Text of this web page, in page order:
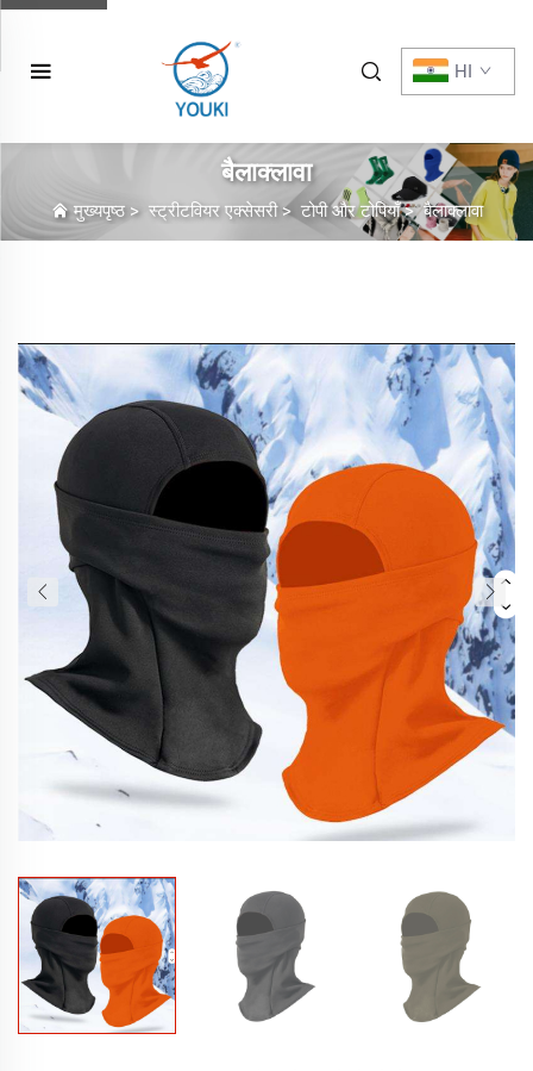
HI
बैलाक्लावा
मुख्यपृष्ठ> स्ट्रीटवियर एक्सेसरी> टोपी और टोपियाँ>बैलाक्लावा